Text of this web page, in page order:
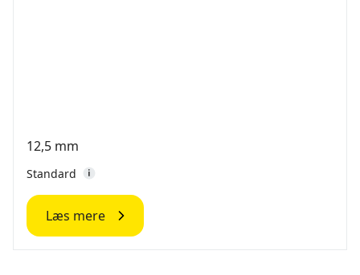
12,5 mm
Standard
Læs mere